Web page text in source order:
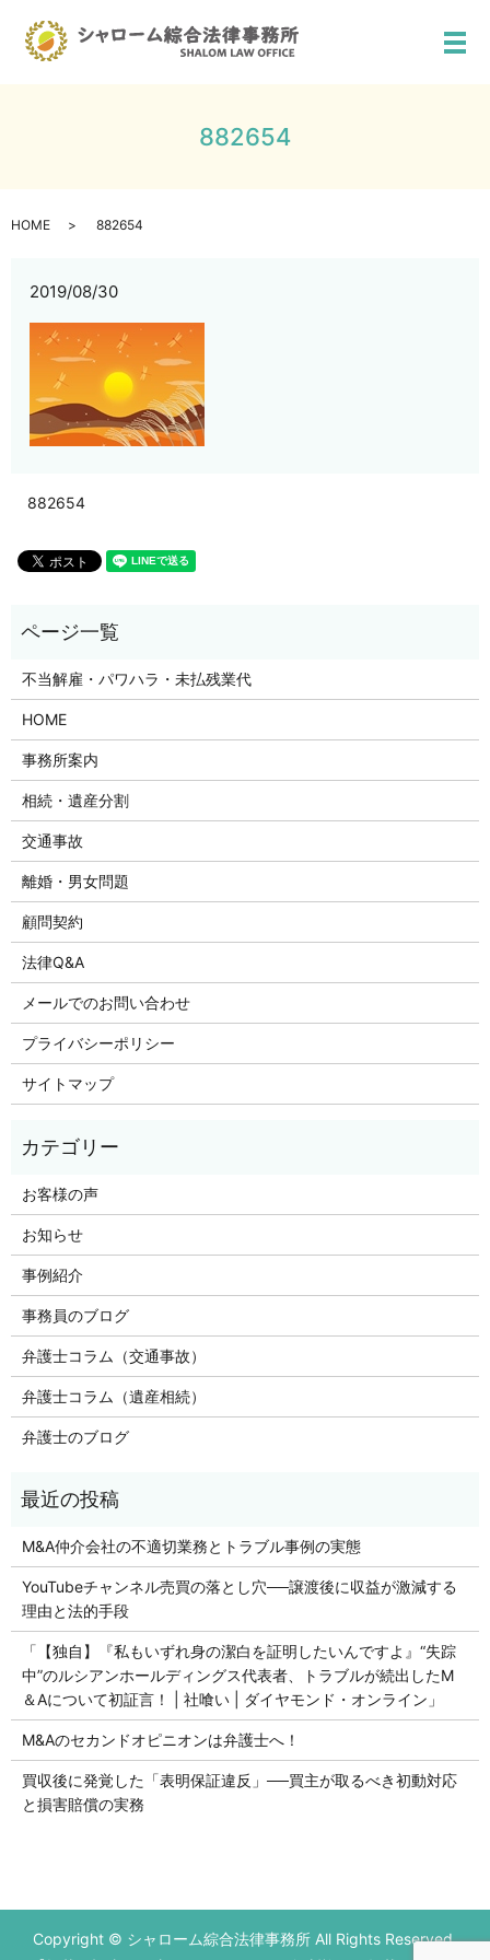
メ
882654
HOME 882654
2019/08/30
882654
不当解雇・パワハラ・未払残業代
HOME
事務所案内
相続・遺産分割
交通事故
離婚・男女問題
顧問契約
法律Q&A
メールでのお問い合わせ
プライバシーポリシー
サイトマップ
お客様の声
お知らせ
事例紹介
事務員のブログ
弁護士コラム（交通事故）
弁護士コラム（遺産相続）
弁護士のブログ
M&A仲介会社の不適切業務とトラブル事例の実態
YouTubeチャンネル売買の落とし穴──譲渡後に収益が激減する
理由と法的手段
「【独自】『私もいずれ身の潔白を証明したいんですよ』“失踪
中”のルシアンホールディングス代表者、トラブルが続出したM
＆Aについて初証言！ | 社喰い | ダイヤモンド・オンライン」
M&Aのセカンドオピニオンは弁護士へ！
買収後に発覚した「表明保証違反」──買主が取るべき初動対応
と損害賠償の実務
初回の法律相談無料です。
営業時間 平日9：00～17：00
Copyright © シャローム綜合法律事務所 All Rights Reserved.